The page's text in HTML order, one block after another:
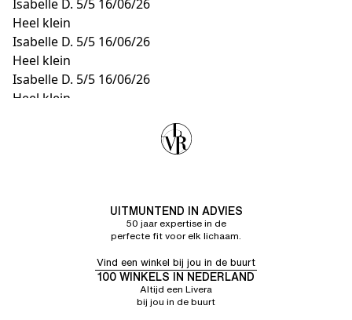
Isabelle D. 5/5 16/06/26
Heel klein
Isabelle D. 5/5 16/06/26
Heel klein
Isabelle D. 5/5 16/06/26
Heel klein
UITMUNTEND IN ADVIES
50 jaar expertise in de
perfecte fit voor elk lichaam.
Vind een winkel bij jou in de buurt
100 WINKELS IN NEDERLAND
Altijd een Livera
bij jou in de buurt